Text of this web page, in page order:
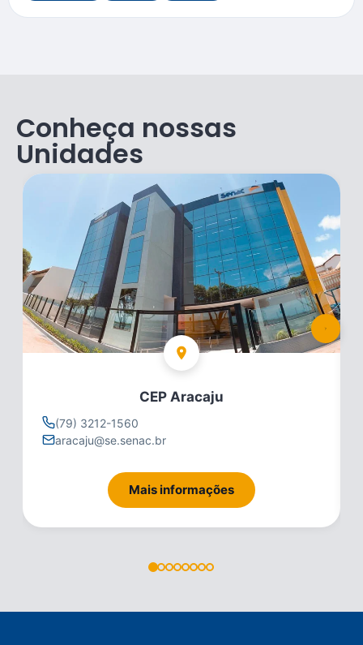
Conheça nossas
Unidades
1560
Mais informações